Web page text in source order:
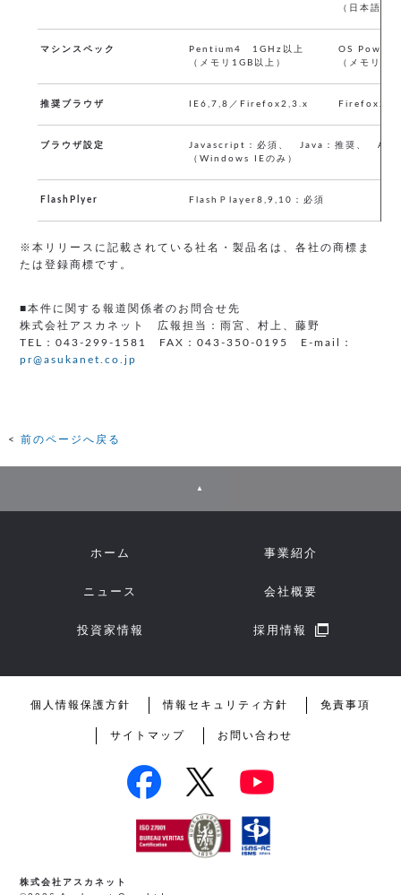
（日本語版
マシンスペック
Pentium4 1GHz以上
（メモリ1GB以上）
OS
（メモリ
推奨ブラウザ IE6,7,8／Firefox2,3.x
ブラウザ設定
Javascript：必須、 Java：推奨、
（Windows IEのみ）
FlashPlyer FlashＰlayer8,9,10：必須
※本リリースに記載されている社名・製品名は、各社の商標ま
たは登録商標です。
■本件に関する報道関係者のお問合せ先
株式会社アスカネット 広報担当：雨宮、村上、藤野
TEL：043-299-1581 FAX：043-350-0195 E-mail：
pr@asukanet.co.jp
前のページへ戻る
▲
ホーム 事業紹介
ニュース 会社概要
投資家情報 採用情報
個人情報保護方針 情報セキュリティ方針 免責事項
サイトマップ お問い合わせ
株式会社アスカネット